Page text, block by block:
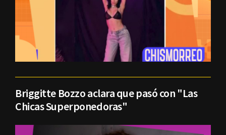
Briggitte Bozzo aclara que pasó con "Las
Chicas Superponedoras"